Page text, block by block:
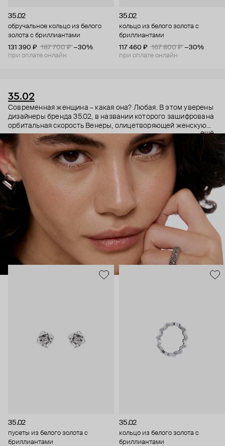
35.02
обручальное кольцо из белого
золота с бриллиантами
131 390 ₽
187 700 ₽ −30%
при оплате онлайн
35.02
кольцо из белого золота с
бриллиантами
117 460 ₽
167 800 ₽ −30%
при оплате онлайн
35.02
Современная женщина – какая она? Любая. В этом уверены
дизайнеры бренда 35.02, в названии которого зашифрована
орбитальная скорость Венеры, олицетворяющей женскую
энергию. Поэтому в украшениях 35.02 сочетается, казалось
бы, несочетаемое – все грани характера. Женственность и
строгость, плавные линии с графичными силуэтами,
современность и классика. В этих украшениях сплетаются
две стороны характера. Черные бриллианты –
таинственность, спрятанная в глубине личности. А белые –
ясная частица нашей души, все светлое, что в нас есть.
Украшения 35.02 – ваш рассказ о себе без слов.
ещё
35.02
пусеты из белого золота с
бриллиантами
35.02
кольцо из белого золота с
бриллиантами